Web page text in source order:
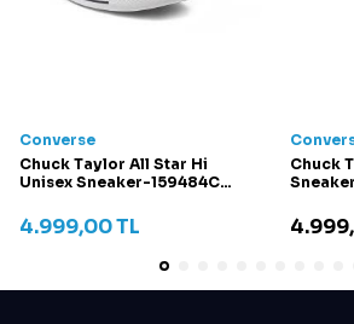
Converse
Chuck Taylor All Star Hi
Unisex Sneaker-159484C
4.999,00TL
Chuck